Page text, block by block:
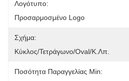
Λογότυπο:
Προσαρμοσμένο Logo
Σχήμα:
Κύκλος/τετράγωνο/Oval/κ.λπ.
Ποσότητα Παραγγελίας Min: